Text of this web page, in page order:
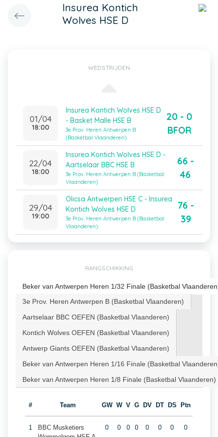
Insurea Kontich
Wolves HSE D
WEDSTRIJDEN
01/04
18:00
Insurea Kontich Wolves HSE D
- Basket Malle HSE B
3e Prov. Heren Antwerpen B
(Basketbal Vlaanderen)
20 - 0
BFOR
22/04
18:00
Insurea Kontich Wolves HSE D -
Aartselaar BBC HSE B
3e Prov. Heren Antwerpen B (Basketbal
Vlaanderen)
66 -
46
29/04
19:00
Olicsa Antwerpen HSE C - Insurea
Kontich Wolves HSE D
3e Prov. Heren Antwerpen B (Basketbal
Vlaanderen)
76 -
39
RANGSCHIKKING
Beker van Antwerpen Heren 1/32 Finale (Basketbal
3e Prov. Heren Antwerpen B (Basketbal Vlaanderen)
Aartselaar BBC OEFEN (Basketbal Vlaanderen)
Kontich Wolves OEFEN (Basketbal Vlaanderen)
Antwerp Giants OEFEN (Basketbal Vlaanderen)
Beker van Antwerpen Heren 1/16 Finale (Basketbal
Beker van Antwerpen Heren 1/8 Finale (Basketbal Vlaanderen)
# Team GW W V G DV DT DS Ptn
1
BBC Musketiers
0 0 0 0 0 0 0 0